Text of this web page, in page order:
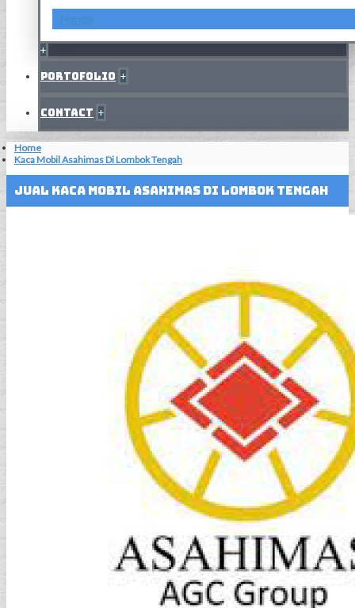
Honda
+
Portofolio +
Contact +
Home
Kaca Mobil Asahimas Di Lombok Tengah
Jual Kaca Mobil Asahimas Di Lombok Tengah